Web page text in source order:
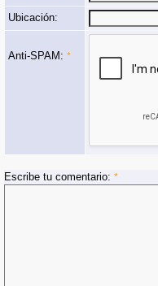
Ubicación:
Anti-SPAM: *
Escribe tu comentario: *